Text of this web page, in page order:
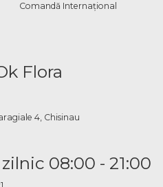
Comandă Internațional
Flora
4, Chisinau
08:00 - 21:00